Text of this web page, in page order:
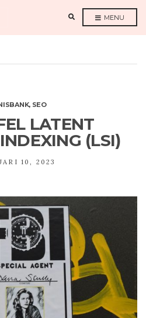
A
E
M
MENU
, SEO
LATENT
(LSI)
10, 2023